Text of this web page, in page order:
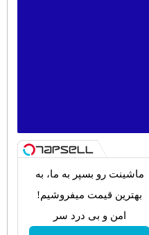
ماشینت رو بسپر به ما، به
بهترین قیمت میفروشیم!
امن و بی درد سر